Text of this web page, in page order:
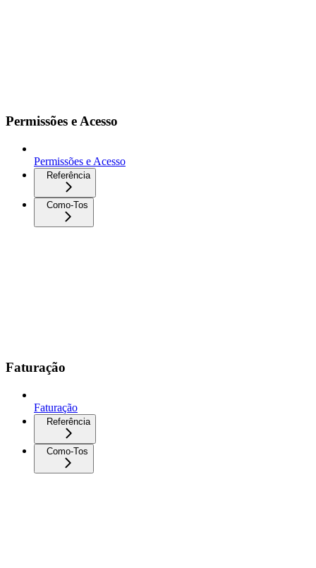
Permissões e Acesso
Permissões e Acesso
Referência
Como-Tos
Faturação
Faturação
Referência
Como-Tos